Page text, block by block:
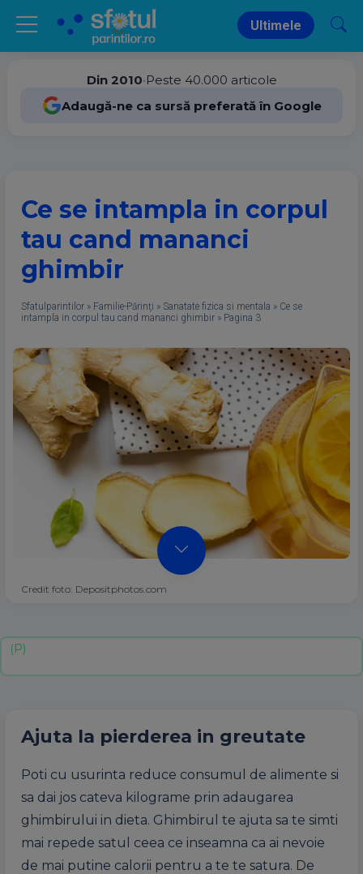
Ultimele
Din 2010•Peste 40.000 articole
Adaugă-ne ca sursă preferată în Google
Ce se intampla in corpul
tau cand mananci
ghimbir
Sfatulparintilor » Familie-Părinţi » Sanatate fizica si mentala » Ce se
intampla in corpul tau cand mananci ghimbir » Pagina 3
Credit foto: Depositphotos.com
Ajuta la pierderea in greutate
Poti cu usurinta reduce consumul de alimente si
sa dai jos cateva kilograme prin adaugarea
ghimbirului in dieta. Ghimbirul te ajuta sa te simti
mai repede satul ceea ce inseamna ca ai nevoie
de mai putine calorii pentru a te te satura. De